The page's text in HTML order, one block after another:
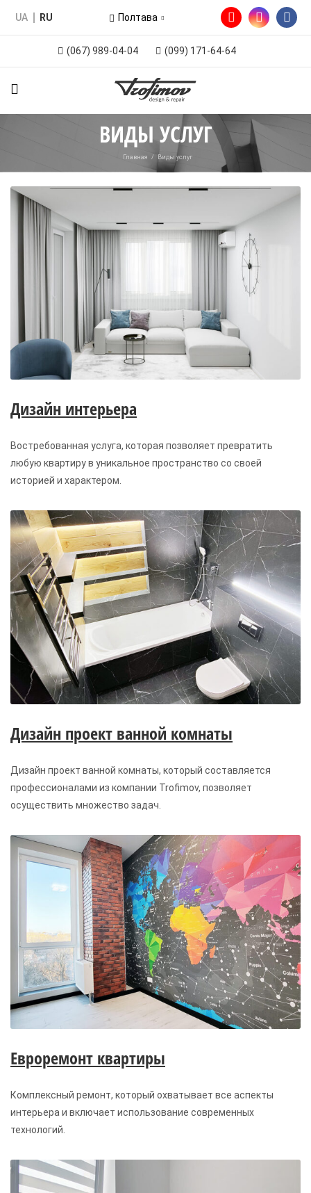
(067) 989-04-04 (099) 171-64-64
UA RU Полтава
ВИДЫ УСЛУГ
Главная / Виды услуг
Дизайн интерьера
Востребованная услуга, которая позволяет превратить
любую квартиру в уникальное пространство со своей
историей и характером.
Дизайн проект ванной комнаты
Дизайн проект ванной комнаты, который составляется
профессионалами из компании Trofimov, позволяет
осуществить множество задач.
Евроремонт квартиры
Комплексный ремонт, который охватывает все аспекты
интерьера и включает использование современных
технологий.